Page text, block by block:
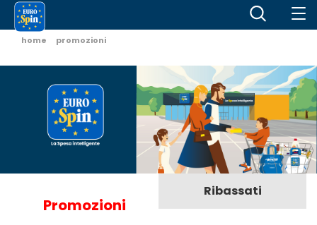
home promozioni
Promozioni
Ribassati